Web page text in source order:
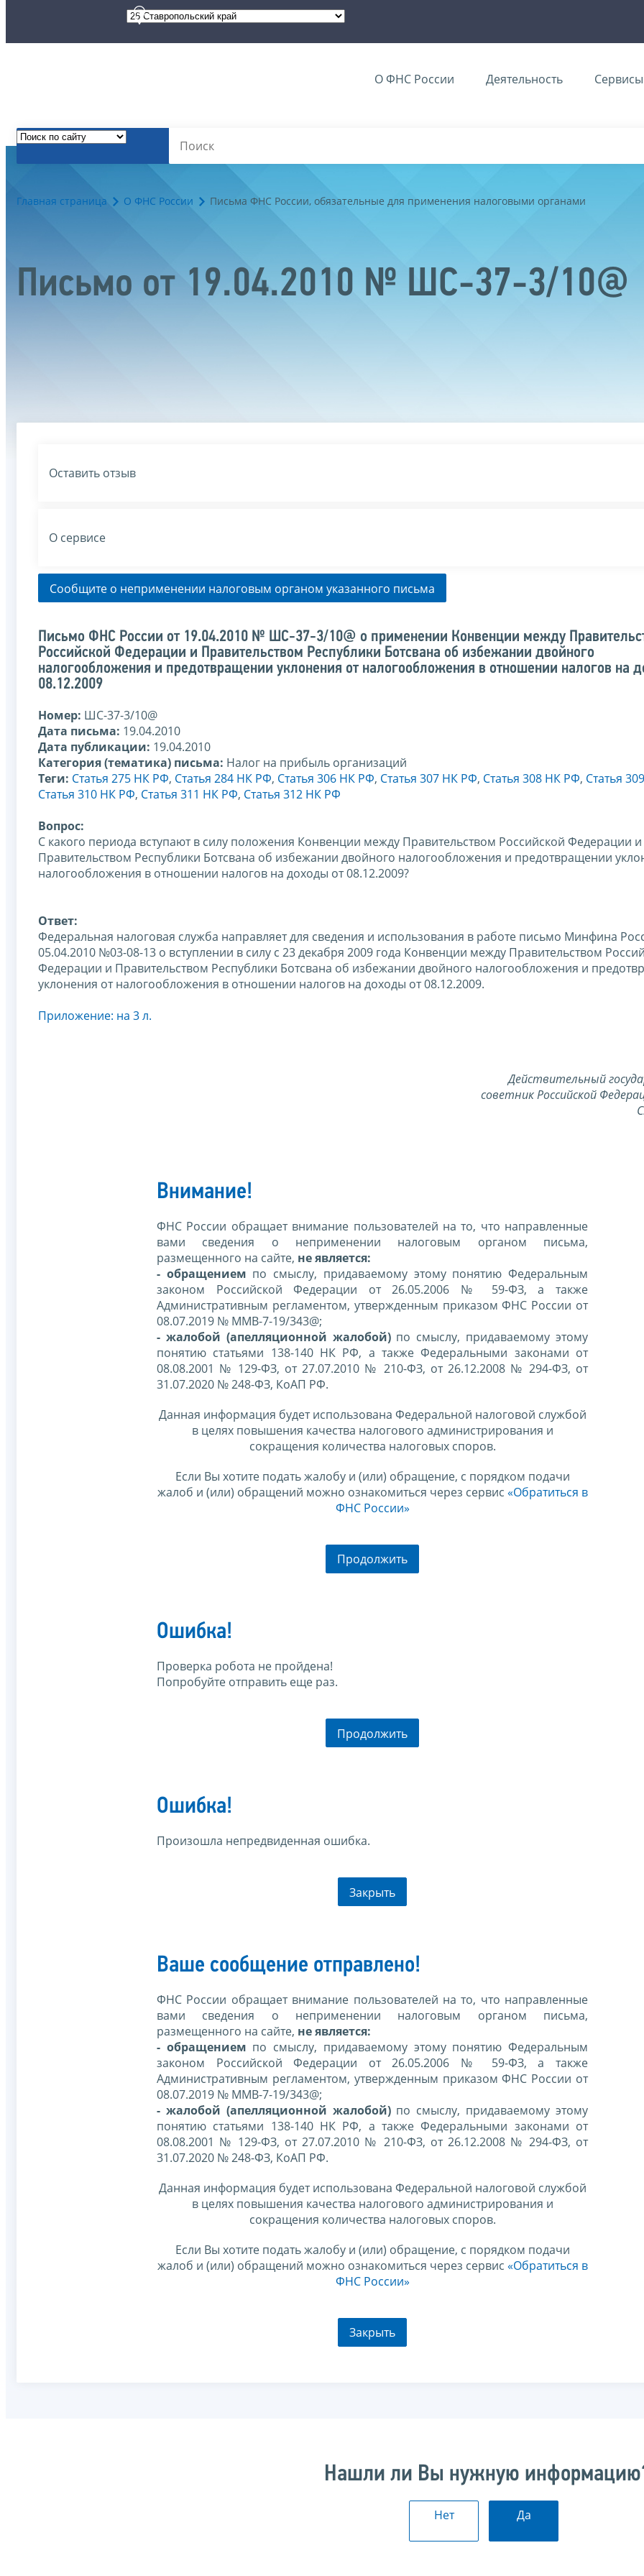
О ФНС России Деятельность Сервисы
Главная страница О ФНС России Письма ФНС России, обязательные для применения налоговыми органами
Письмо от 19.04.2010 № ШС-37-3/10@
Оставить отзыв
О сервисе
Сообщите о неприменении налоговым органом указанного письма
Письмо ФНС России от 19.04.2010 № ШС-37-3/10@ о применении Конвенции между
Российской Федерации и Правительством Республики Ботсвана об избежании двойного
налогообложения и предотвращении уклонения от налогообложения в отношении налогов на
08.12.2009
Номер: ШС-37-3/10@
Дата письма: 19.04.2010
Дата публикации: 19.04.2010
Категория (тематика) письма: Налог на прибыль организаций
Теги: Статья 275 НК РФ, Статья 284 НК РФ, Статья 306 НК РФ, Статья 307 НК РФ, Статья 308 НК РФ, Статья
Статья 310 НК РФ, Статья 311 НК РФ, Статья 312 НК РФ
Вопрос:
С какого периода вступают в силу положения Конвенции между Правительством Российской Федерации и
Правительством Республики Ботсвана об избежании двойного налогообложения и предотвращении
налогообложения в отношении налогов на доходы от 08.12.2009?
Ответ:
Федеральная налоговая служба направляет для сведения и использования в работе письмо Минфина
05.04.2010 №03-08-13 о вступлении в силу с 23 декабря 2009 года Конвенции между Правительством
Федерации и Правительством Республики Ботсвана об избежании двойного налогообложения и
уклонения от налогообложения в отношении налогов на доходы от 08.12.2009.
Приложение: на 3 л.
Действительный
советник Российской
Внимание!
ФНС России обращает внимание пользователей на то, что направленные
вами сведения о неприменении налоговым органом письма,
размещенного на сайте, не является:
- обращением по смыслу, придаваемому этому понятию Федеральным
законом Российской Федерации от 26.05.2006 № 59-ФЗ, а также
Административным регламентом, утвержденным приказом ФНС России от
08.07.2019 № ММВ-7-19/343@;
- жалобой (апелляционной жалобой)по смыслу, придаваемому этому
понятию статьями 138-140 НК РФ, а также Федеральными законами от
08.08.2001 № 129-ФЗ, от 27.07.2010 № 210-ФЗ, от 26.12.2008 № 294-ФЗ, от
31.07.2020 № 248-ФЗ, КоАП РФ.
Данная информация будет использована Федеральной налоговой службой
в целях повышения качества налогового администрирования и
сокращения количества налоговых споров.
Если Вы хотите подать жалобу и (или) обращение, с порядком подачи
жалоб и (или) обращений можно ознакомиться через сервис «Обратиться в
ФНС России»
Продолжить
Ошибка!
Проверка робота не пройдена!
Попробуйте отправить еще раз.
Продолжить
Ошибка!
Произошла непредвиденная ошибка.
Закрыть
Ваше сообщение отправлено!
ФНС России обращает внимание пользователей на то, что направленные
вами сведения о неприменении налоговым органом письма,
размещенного на сайте, не является:
- обращением по смыслу, придаваемому этому понятию Федеральным
законом Российской Федерации от 26.05.2006 № 59-ФЗ, а также
Административным регламентом, утвержденным приказом ФНС России от
08.07.2019 № ММВ-7-19/343@;
- жалобой (апелляционной жалобой)по смыслу, придаваемому этому
понятию статьями 138-140 НК РФ, а также Федеральными законами от
08.08.2001 № 129-ФЗ, от 27.07.2010 № 210-ФЗ, от 26.12.2008 № 294-ФЗ, от
31.07.2020 № 248-ФЗ, КоАП РФ.
Данная информация будет использована Федеральной налоговой службой
в целях повышения качества налогового администрирования и
сокращения количества налоговых споров.
Если Вы хотите подать жалобу и (или) обращение, с порядком подачи
жалоб и (или) обращений можно ознакомиться через сервис «Обратиться в
ФНС России»
Закрыть
Нашли ли Вы нужную
Нет Да